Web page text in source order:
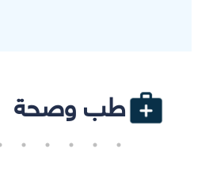
طب وصحة